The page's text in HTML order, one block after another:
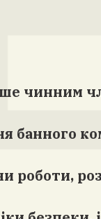
чинним
банного
роботи,